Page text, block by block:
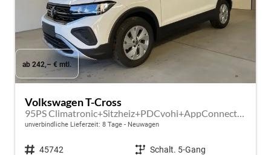
ab 242,– € mtl.
Volkswagen T-Cross
95PS Climatronic+Sitzheiz+PDCvohi+AppConnect+Side+TravelAssist+ACC
unverbindliche Lieferzeit: 8 Tage Neuwagen
Fahrzeugnr. 45742 Getriebe Schalt. 5-Gang